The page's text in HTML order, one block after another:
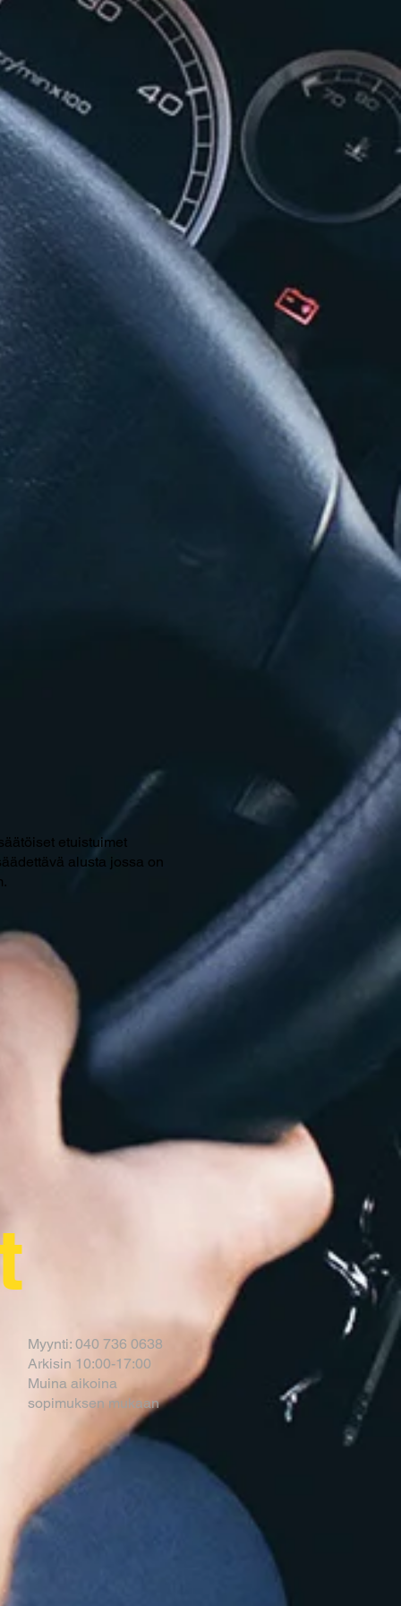
etuistuimet
alusta jossa on
Myynti: 040 736 0638
Arkisin 10:00-17:00
Muina aikoina
sopimuksen mukaan